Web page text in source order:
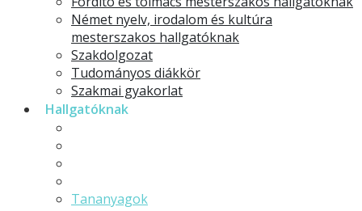
Német nyelv, irodalom és kultúra
mesterszakos hallgatóknak
Szakdolgozat
Tudományos diákkör
Szakmai gyakorlat
Hallgatóknak
Tananyagok